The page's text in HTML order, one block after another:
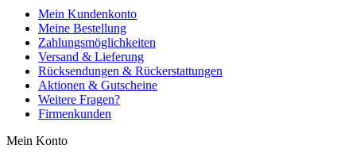
Mein Kundenkonto
Meine Bestellung
Zahlungsmöglichkeiten
Versand & Lieferung
Rücksendungen & Rückerstattungen
Aktionen & Gutscheine
Weitere Fragen?
Firmenkunden
Mein Konto